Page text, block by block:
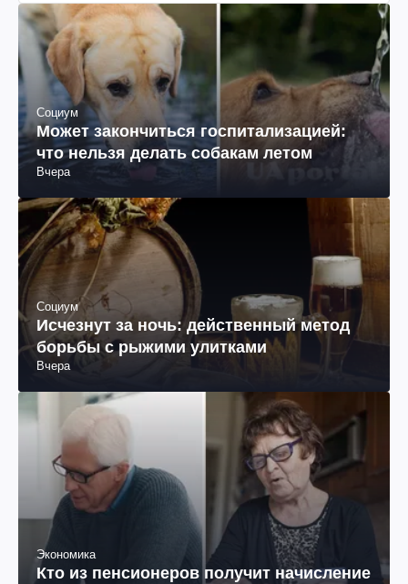
Социум
Может закончиться госпитализацией:
что нельзя делать собакам летом
Вчера
Социум
Исчезнут за ночь: действенный метод
борьбы с рыжими улитками
Вчера
Экономика
Кто из пенсионеров получит начисление